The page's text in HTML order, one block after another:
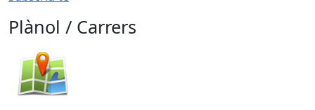
Plànol / Carrers